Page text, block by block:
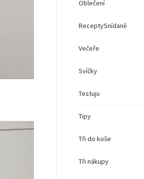
Oblečení
ReceptySnídaně
Večeře
Svíčky
Testuju
Tipy
Tři do koše
Tři nákupy